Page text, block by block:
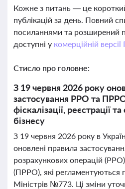
Кожне з питань — це
публікацій за день. Повний
посиланнями та розширений
доступні у комерційній
Стисло про головне:
З 19 червня 2026 року
застосування РРО та
фіскалізації, реєстрації
бізнесу
З 19 червня 2026 року в
оновлені правила
розрахункових операцій
(ПРРО), які регламентуються
Міністрів №773. Ці зміни